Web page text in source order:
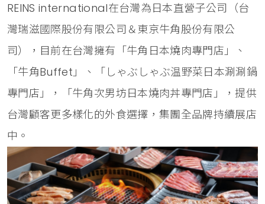
REINS international在台灣為日本直營子公司（台
灣瑞滋國際股份有限公司＆東京牛角股份有限公
司），目前在台灣擁有「牛角日本燒肉專門店」、
「牛角Buffet」、「しゃぶしゃぶ温野菜日本涮涮鍋
專門店」，「牛角次男坊日本燒肉丼專門店」，提供
台灣顧客更多樣化的外食選擇，集團全品牌持續展店
中。